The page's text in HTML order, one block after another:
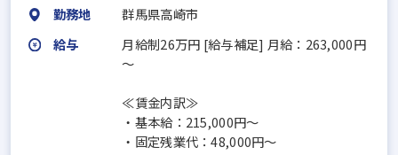
勤務地
群馬県高崎市
給与
月給制26万円 [給与補足] 月給：263,000円
～
≪賃金内訳≫
・基本給：215,000円～
・固定残業代：48,000円～